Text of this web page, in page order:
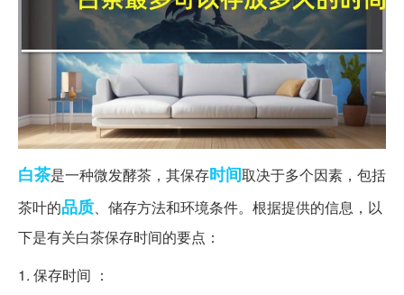
白茶是一种微发酵茶，其保存时间取决于多个因素，包括
茶叶的品质、储存方法和环境条件。根据提供的信息，以
下是有关白茶保存时间的要点：
1. 保存时间 ：